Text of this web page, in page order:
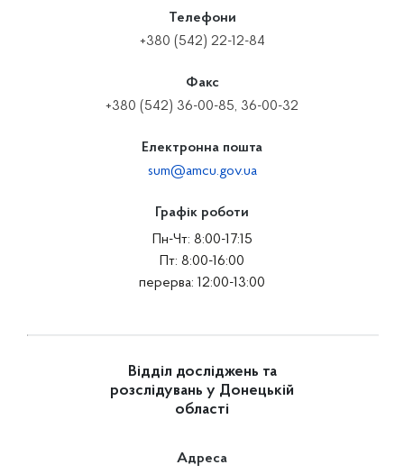
Телефони
+380 (542) 22-12-84
Факс
+380 (542) 36-00-85, 36-00-32
Електронна пошта
sum@amcu.gov.ua
Графік роботи
Пн-Чт: 8:00-17:15
Пт: 8:00-16:00
перерва: 12:00-13:00
Відділ досліджень та
розслідувань у Донецькій
області
Адреса